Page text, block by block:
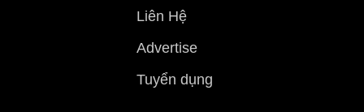
Liên Hệ
Advertise
Tuyển dụng